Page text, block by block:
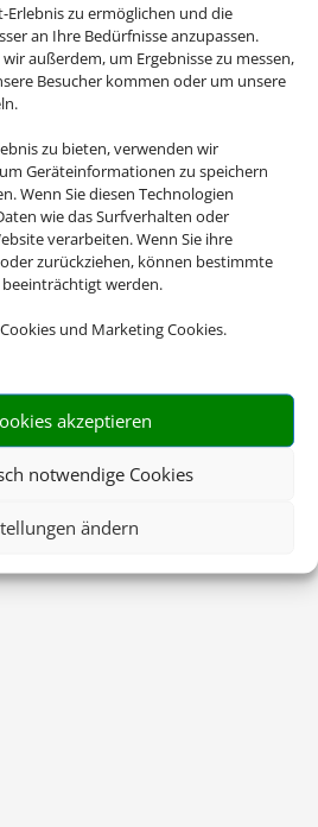
zu ermöglichen und die
an Ihre Bedürfnisse anzupassen.
außerdem, um Ergebnisse zu messen,
Besucher kommen oder um unsere
zu bieten, verwenden wir
Geräteinformationen zu speichern
Wenn Sie diesen Technologien
wie das Surfverhalten oder
verarbeiten. Wenn Sie ihre
zurückziehen, können bestimmte
werden.
und Marketing Cookies.
akzeptieren
notwendige Cookies
ändern